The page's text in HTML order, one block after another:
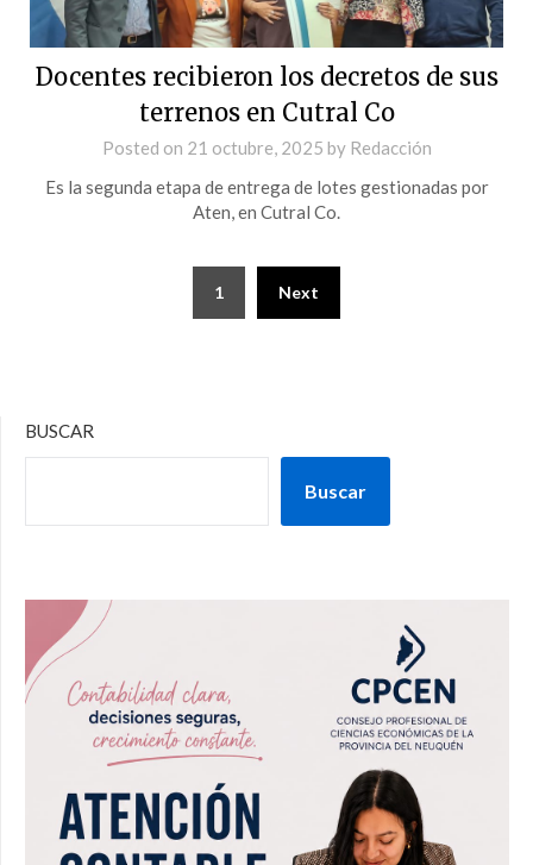
Docentes recibieron los decretos de sus
terrenos en Cutral Co
Posted on 21 octubre, 2025 by Redacción
Es la segunda etapa de entrega de lotes gestionadas por
Aten, en Cutral Co.
1 Next
BUSCAR
Buscar